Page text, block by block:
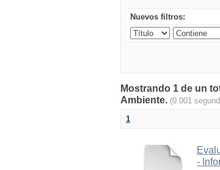
Nuevos filtros:
Mostrando 1 de un
Ambiente. (0.001
1
-